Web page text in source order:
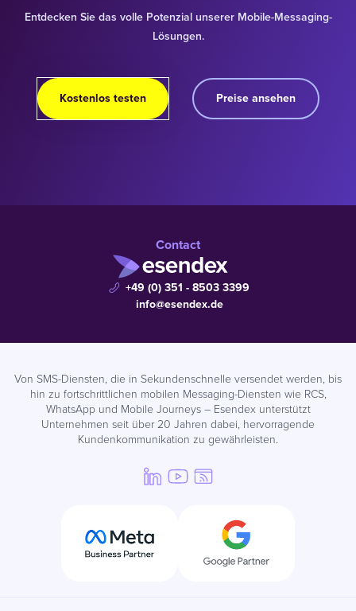
Entdecken Sie das volle Potenzial unserer Mobile-Messaging-
Lösungen.
Kostenlos testen Preise ansehen
Contact
+49 (0) 351 - 8503 3399
info@esendex.de
Von SMS-Diensten, die in Sekundenschnelle versendet werden, bis
hin zu fortschrittlichen mobilen Messaging-Diensten wie RCS,
WhatsApp und Mobile Journeys – Esendex unterstützt
Unternehmen seit über 20 Jahren dabei, hervorragende
Kundenkommunikation zu gewährleisten.